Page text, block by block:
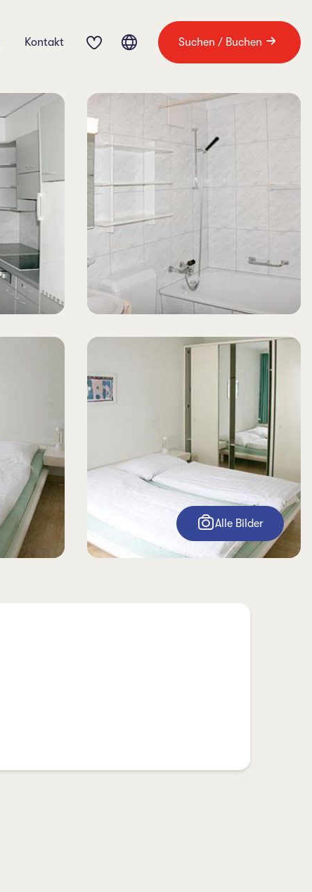
Kontakt Suchen / Buchen
Alle Bilder